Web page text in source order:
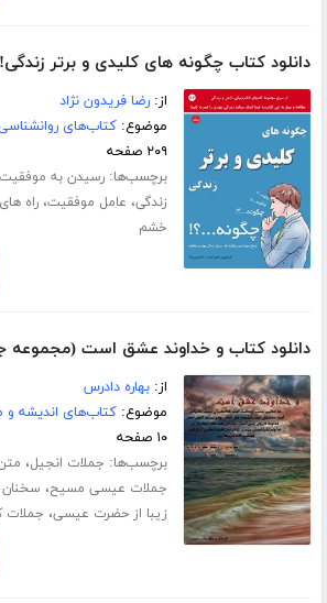
دانلود کتاب چگونه های کلیدی و برتر زندگی!
از:رضا فریدون نژاد
موضوع:کتاب‌های
۲۰۹ صفحه
برچسب‌ها:رسیدن به موفقیت
زندگی، عامل موفقیت،راه
خشم
دانلود کتاب و خداوند عشق است (مجموعه
از:بهاره دادرس
موضوع:کتاب‌های اندیشه
۱۰ صفحه
برچسب‌ها: جملات انجیل،
جملات عیسی مسیح،
زیبا از حضرت عیسی، جملات